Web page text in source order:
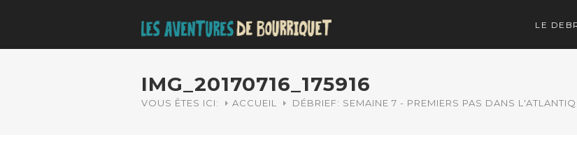
LE
IMG_20170716_175916
VOUS ÊTES ICI: ACCUEIL DÉBRIEF: SEMAINE 7 - PREMIERS PAS DANS